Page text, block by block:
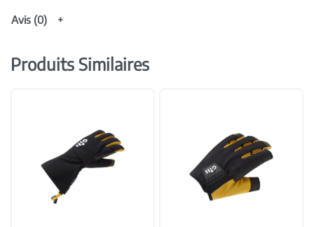
Avis (0)
Produits Similaires